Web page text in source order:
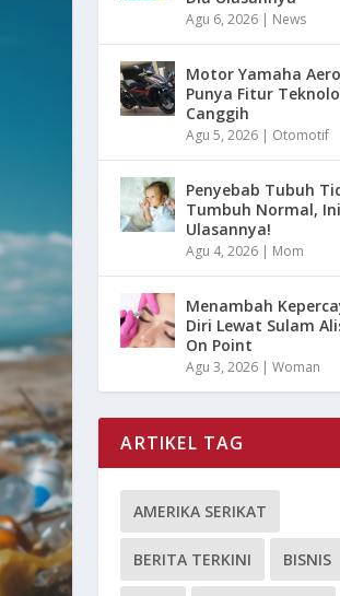
Agu 6, 2026 | News
Motor Yamaha
Punya Fitur
Canggih
Agu 5, 2026 | Otomotif
Penyebab Tubuh
Tumbuh Normal,
Ulasannya!
Agu 4, 2026 | Mom
Menambah
Diri Lewat Sulam
On Point
Agu 3, 2026 |Woman
ARTIKEL TAG
AMERIKA SERIKAT
BERITA TERKINI BISNIS